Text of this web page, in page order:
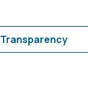
Transparency